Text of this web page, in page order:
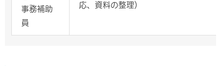
事務補助
員
応、資料の整理）